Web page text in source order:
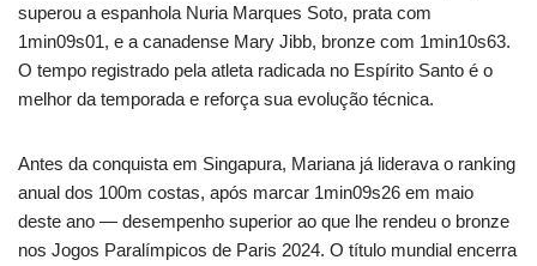
superou a espanhola Nuria Marques Soto, prata com
1min09s01, e a canadense Mary Jibb, bronze com 1min10s63.
O tempo registrado pela atleta radicada no Espírito Santo é o
melhor da temporada e reforça sua evolução técnica.
Antes da conquista em Singapura, Mariana já liderava o ranking
anual dos 100m costas, após marcar 1min09s26 em maio
deste ano — desempenho superior ao que lhe rendeu o bronze
nos Jogos Paralímpicos de Paris 2024. O título mundial encerra